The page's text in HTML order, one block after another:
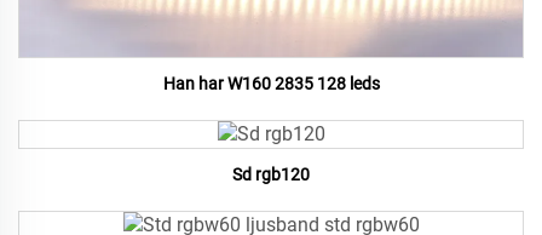
Han har W160 2835 128 leds
Sd rgb120